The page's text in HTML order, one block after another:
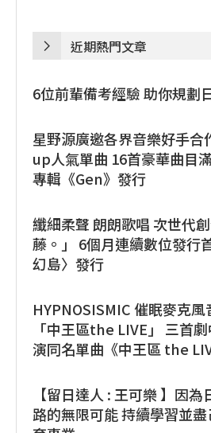
近期熱門文章
6位前輩備考經驗 助你規劃
星野源廣邀各界音樂好手合
up人氣單曲 16首豪華曲目
專輯《Gen》發行
纖細柔聲 朗朗歌唱 次世代
藤。」 6個月連續數位發行
幻島〉發行
HYPNOSISMIC 催眠麥克
「中王區the LIVE」 三首
演同名單曲《中王區 the
【留日達人 : 王可樂 】因
路的無限可能 持續學習並